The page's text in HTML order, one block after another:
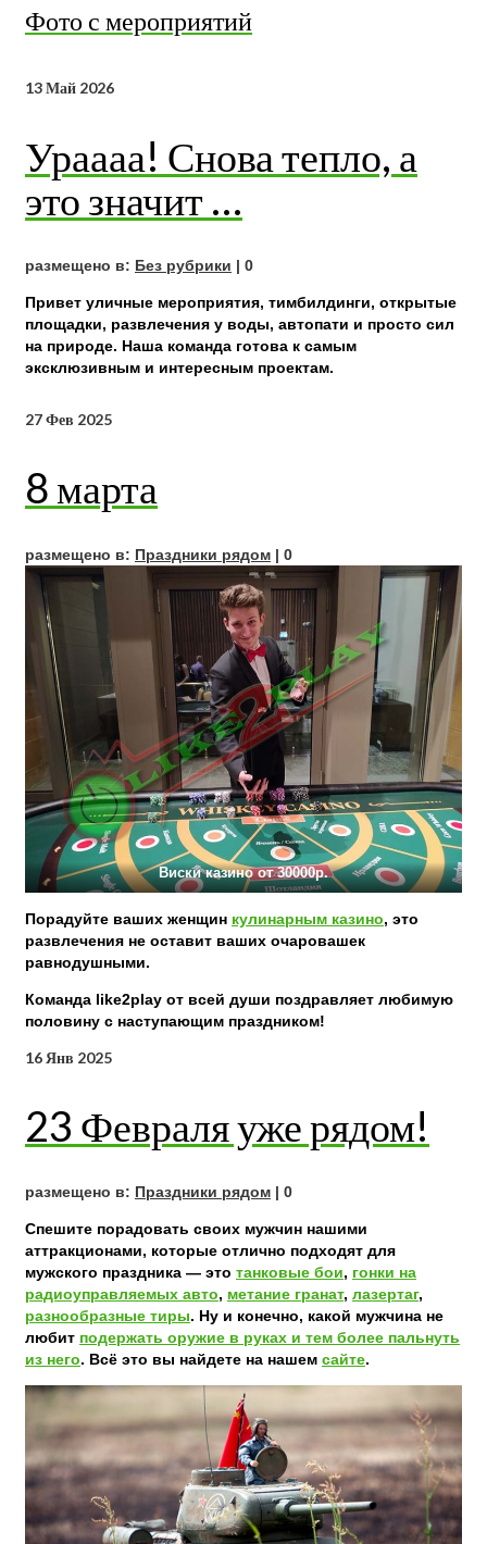
Фото с мероприятий
13Май 2026
Ураааа! Снова тепло, а
это значит …
размещено в: Без рубрики | 0
Привет уличные мероприятия, тимбилдинги, открытые
площадки, развлечения у воды, автопати и просто сил
на природе. Наша команда готова к самым
эксклюзивным и интересным проектам.
27Фев 2025
8 марта
размещено в: Праздники рядом | 0
Виски казино от 30000р.
Порадуйте ваших женщин кулинарным казино, это
развлечения не оставит ваших очаровашек
равнодушными.
Команда like2play от всей души поздравляет любимую
половину с наступающим праздником!
16 Янв 2025
23 Февраля уже рядом!
размещено в: Праздники рядом | 0
Спешите порадовать своих мужчин нашими
аттракционами, которые отлично подходят для
мужского праздника — это танковые бои, гонки на
радиоуправляемых авто, метание гранат, лазертаг,
разнообразные тиры. Ну и конечно, какой мужчина не
любит подержать оружие в руках и тем более пальнуть
из него. Всё это вы найдете на нашем сайте.